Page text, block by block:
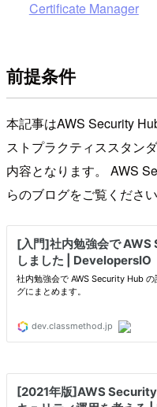
Certificate Manager
前提条件
本記事はAWS Security
ストプラクティススタン
内容となります。 AWS
らのブログをご覧ください